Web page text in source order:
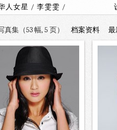
人女星 / 李雯雯 /
真集（53 幅, 5 页） 档案资料 最